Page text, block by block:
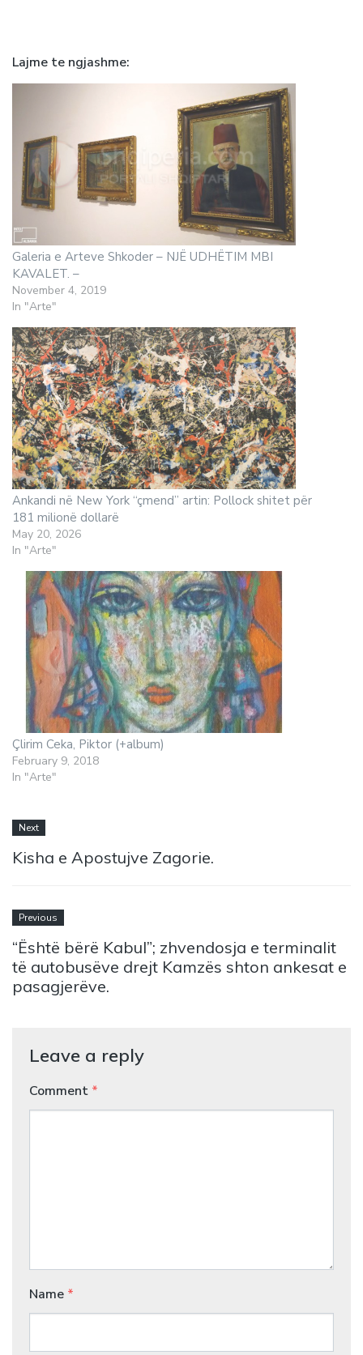
Lajme te ngjashme
Galeria e Arteve Shkoder – NJË UDHËTIM MBI
KAVALET. –
November 4, 2019
In "Arte"
Ankandi në New York “çmend” artin: Pollock shitet për
181 milionë dollarë
May 20, 2026
In "Arte"
Çlirim Ceka, Piktor (+album)
February 9, 2018
In "Arte"
Next
Kisha e Apostujve Zagorie.
Previous
“Është bërë Kabul”; zhvendosja e terminalit
të autobusëve drejt Kamzës shton ankesat e
pasagjerëve.
Leave a reply
Comment *
Name *